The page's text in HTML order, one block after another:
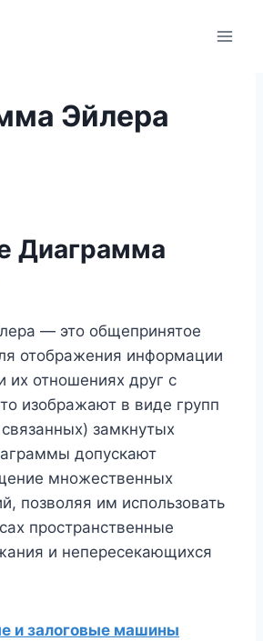
Эйлера
Диаграмма
— это общепринятое
отображения информации
их отношениях друг с
изображают в виде групп
замкнутых
допускают
множественных
позволяя им использовать
пространственные
и непересекающихся
и залоговые машины